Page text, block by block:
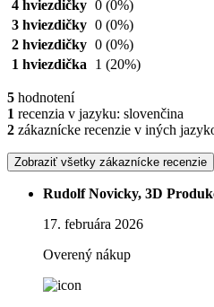
4 hviezdičky 0 (0%)
3 hviezdičky 0 (0%)
2 hviezdičky 0 (0%)
1 hviezdička
1 (20%)
5 hodnotení
1 recenzia v jazyku: slovenčina
2 zákaznícke recenzie v iných
Zobraziť všetky zákaznícke recenzie
Rudolf Novicky, 3D
17. februára 2026
Overený nákup